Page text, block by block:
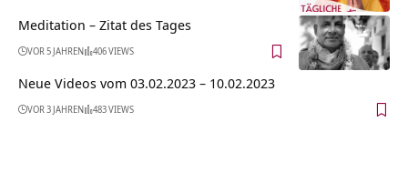
Meditation – Zitat des Tages
VOR 5 JAHREN 406 VIEWS
Neue Videos vom 03.02.2023 – 10.02.2023
VOR 3 JAHREN 483 VIEWS